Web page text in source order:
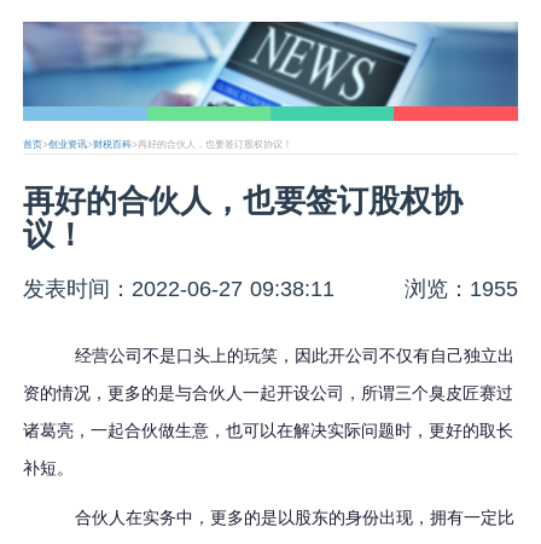
首页>创业资讯>财税百科>再好的合伙人，也要签订股权协议！
再好的合伙人，也要签订股权协
议！
发表时间：2022-06-27 09:38:11 浏览：1955
经营公司不是口头上的玩笑，因此开公司不仅有自己独立出
资的情况，更多的是与合伙人一起开设公司，所谓三个臭皮匠赛过
诸葛亮，一起合伙做生意，也可以在解决实际问题时，更好的取长
补短。
合伙人在实务中，更多的是以股东的身份出现，拥有一定比